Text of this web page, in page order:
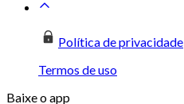
Política de privacidade
Termos de uso
Baixe o app